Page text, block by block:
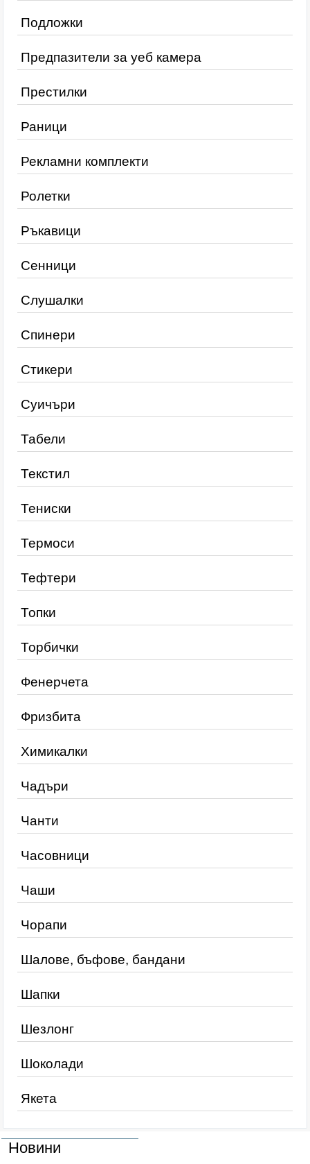
Подложки
Предпазители за уеб камера
Престилки
Раници
Рекламни комплекти
Ролетки
Ръкавици
Сенници
Слушалки
Спинери
Стикери
Суичъри
Табели
Текстил
Тениски
Термоси
Тефтери
Топки
Торбички
Фенерчета
Фризбита
Химикалки
Чадъри
Чанти
Часовници
Чаши
Чорапи
Шалове, бъфове, бандани
Шапки
Шезлонг
Шоколади
Якета
Новини